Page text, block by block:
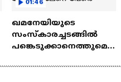
01:46
ഖമനേയിയുടെ
സംസ്‌കാരച്ചടങ്ങിൽ
പങ്കെടുക്കാനെത്തുമെ
ഒരു കോടിയിലേറെ